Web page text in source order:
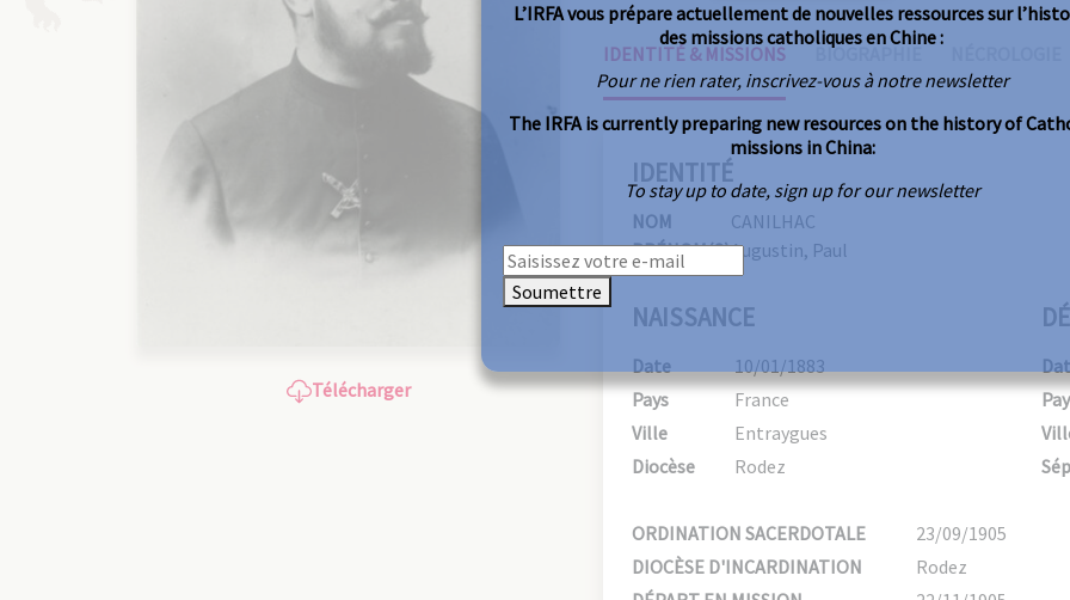
Télécharger
IDENTITÉ & MISSIONS BIOGRAPHIE
IDENTITÉ
NOM
CANILHAC
PRÉNOM(S)Augustin, Paul
NAISSANCE
Date
10/01/1883
Pays
France
Ville
Entraygues
Diocèse
Rodez
ORDINATION SACERDOTALE
23/09/1905
DIOCÈSE D'INCARDINATION
Rodez
L’IRFA vous prépare actuellement de nouvelles ressources sur
des missions catholiques en Chine :
Pour ne rien rater, inscrivez-vous à notre newsletter
The IRFA is currently preparing new resources on the history of
missions in China:
To stay up to date, sign up for our newsletter
Soumettre